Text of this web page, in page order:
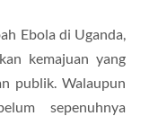
Ebola di Uganda,
kemajuan yang
publik. Walaupun
sepenuhnya